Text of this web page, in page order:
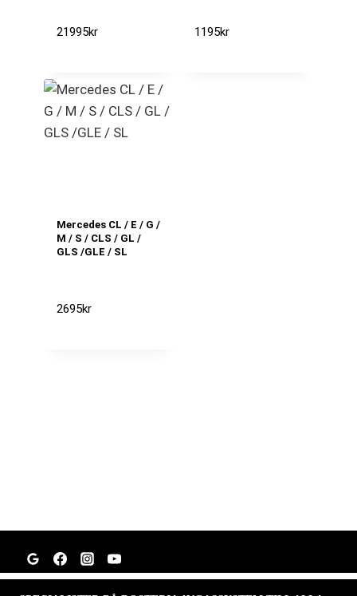
21995kr 1195kr
Mercedes CL / E / G /
M / S / CLS / GL /
GLS /GLE / SL
2695kr